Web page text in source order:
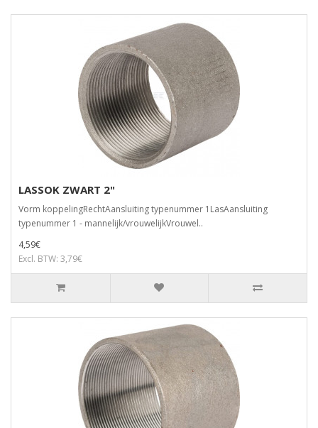
LASSOK ZWART 2"
Vorm koppelingRechtAansluiting typenummer 1LasAansluiting
typenummer 1 - mannelijk/vrouwelijkVrouwel..
4,59€
Excl. BTW: 3,79€